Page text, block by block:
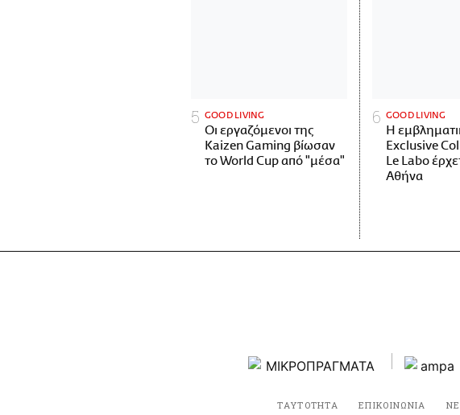
GOOD LIVING
Οι εργαζόμενοι της
Kaizen Gaming βίωσαν
το World Cup από "μέσα"
GOOD LIVING
Η
Exclusive
Le Labo
Αθήνα
ΤΑΥΤΟΤΗΤΑ ΕΠΙΚΟΙΝΩΝΙΑ